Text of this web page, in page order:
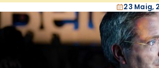
23 Maig,